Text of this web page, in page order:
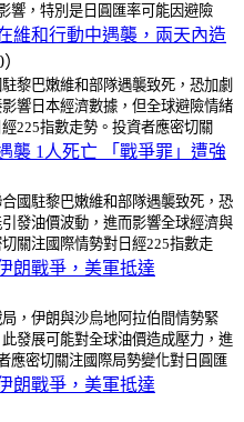
響，特別是日圓匯率可能因避險
維和行動中遇襲，兩天內造
黎巴嫩維和部隊遇襲致死，恐加劇
響日本經濟數據，但全球避險情緒
225指數走勢。投資者應密切關
襲 1人死亡 「戰爭罪」遭強
國駐黎巴嫩維和部隊遇襲致死，恐
發油價波動，進而影響全球經濟與
關注國際情勢對日經225指數走
朗戰爭，美軍抵達
，伊朗與沙烏地阿拉伯間情勢緊
發展可能對全球油價造成壓力，進
應密切關注國際局勢變化對日圓匯
朗戰爭，美軍抵達